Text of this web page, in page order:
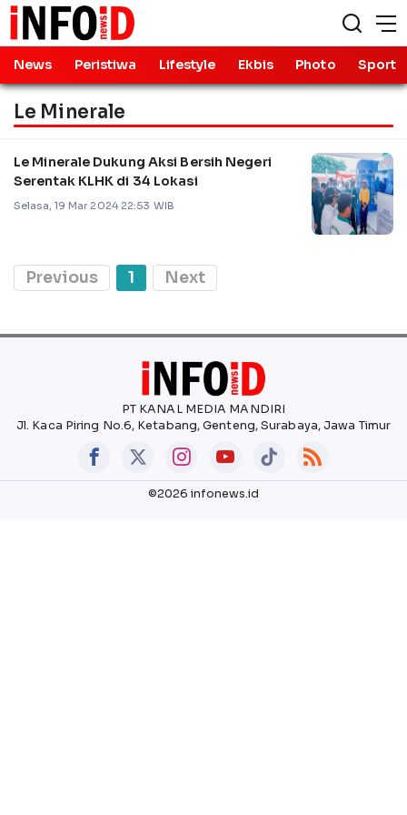
News Peristiwa Lifestyle Ekbis Photo Sport
Le Minerale
Le Minerale Dukung Aksi Bersih Negeri
Serentak KLHK di 34 Lokasi
Selasa, 19 Mar 2024 22:53 WIB
Previous 1 Next
PT KANAL MEDIA MANDIRI
Jl. Kaca Piring No.6, Ketabang, Genteng, Surabaya, Jawa Timur
©2026 infonews.id